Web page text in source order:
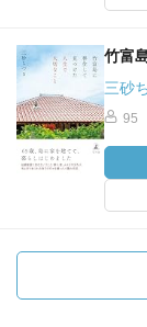
竹富
三砂
95